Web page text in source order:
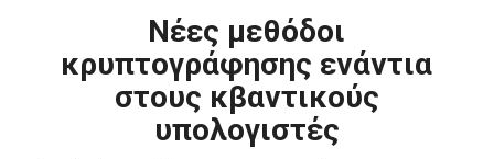
Νέες μεθόδοι
κρυπτογράφησης ενάντια
στους κβαντικούς
υπολογιστές